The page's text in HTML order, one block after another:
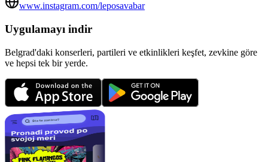
www.instagram.com/leposavabar
Uygulamayı indir
Belgrad'daki konserleri, partileri ve etkinlikleri keşfet, zevkine göre
ve hepsi tek bir yerde.